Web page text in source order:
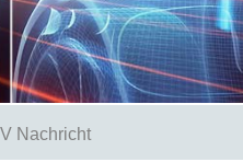
Nachricht